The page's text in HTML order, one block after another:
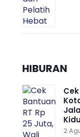
HIBURAN
2